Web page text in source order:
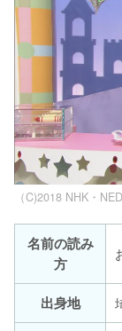
（C)2018 NHK・NED
名前の読み
方
出身地